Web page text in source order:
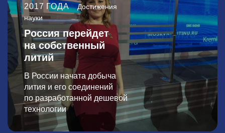
2017 ГОДА
Достижения
науки
Россия перейдет
на собственный
литий
В России начата добыча
лития и его соединений
по разработанной дешевой
технологии